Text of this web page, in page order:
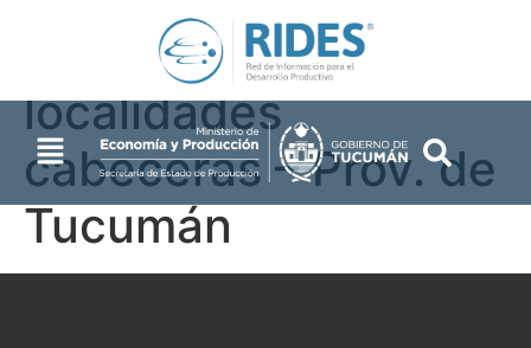
departamentales y
localidades
cabeceras – Prov. de
Tucumán